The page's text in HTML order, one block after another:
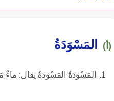
(أ) المَسْوَدَةُ
المَسْوَدَةُ المَسْوَدَةُ يقال: